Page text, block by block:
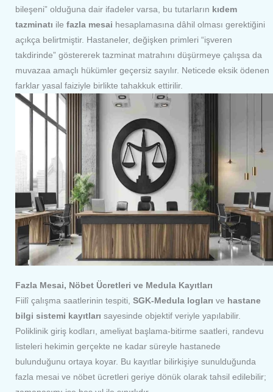
bileşeni” olduğuna dair ifadeler varsa, bu tutarların kıdem
tazminatı ile fazla mesai hesaplamasına dâhil olması gerektiğini
açıkça belirtmiştir. Hastaneler, değişken primleri “işveren
takdirinde” göstererek tazminat matrahını düşürmeye çalışsa da
muvazaa amaçlı hükümler geçersiz sayılır. Neticede eksik ödenen
farklar yasal faiziyle birlikte tahakkuk ettirilir.
Fazla Mesai, Nöbet Ücretleri ve Medula Kayıtları
Fiilî çalışma saatlerinin tespiti, SGK-Medula logları ve hastane
bilgi sistemi kayıtları sayesinde objektif veriyle yapılabilir.
Poliklinik giriş kodları, ameliyat başlama-bitirme saatleri, randevu
listeleri hekimin gerçekte ne kadar süreyle hastanede
bulunduğunu ortaya koyar. Bu kayıtlar bilirkişiye sunulduğunda
fazla mesai ve nöbet ücretleri geriye dönük olarak tahsil edilebilir;